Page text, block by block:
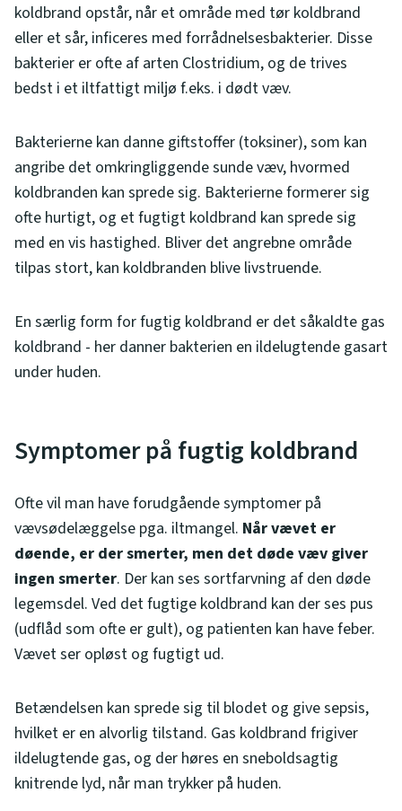
koldbrand opstår, når et område med tør koldbrand
eller et sår, inficeres med forrådnelsesbakterier. Disse
bakterier er ofte af arten Clostridium, og de trives
bedst i et iltfattigt miljø f.eks. i dødt væv.
Bakterierne kan danne giftstoffer (toksiner), som kan
angribe det omkringliggende sunde væv, hvormed
koldbranden kan sprede sig. Bakterierne formerer sig
ofte hurtigt, og et fugtigt koldbrand kan sprede sig
med en vis hastighed. Bliver det angrebne område
tilpas stort, kan koldbranden blive livstruende.
En særlig form for fugtig koldbrand er det såkaldte gas
koldbrand - her danner bakterien en ildelugtende gasart
under huden.
Symptomer på fugtig koldbrand
Ofte vil man have forudgående symptomer på
vævsødelæggelse pga. iltmangel. Når vævet er
døende, er der smerter, men det døde væv giver
ingen smerter. Der kan ses sortfarvning af den døde
legemsdel. Ved det fugtige koldbrand kan der ses pus
(udflåd som ofte er gult), og patienten kan have feber.
Vævet ser opløst og fugtigt ud.
Betændelsen kan sprede sig til blodet og give sepsis,
hvilket er en alvorlig tilstand. Gas koldbrand frigiver
ildelugtende gas, og der høres en sneboldsagtig
knitrende lyd, når man trykker på huden.